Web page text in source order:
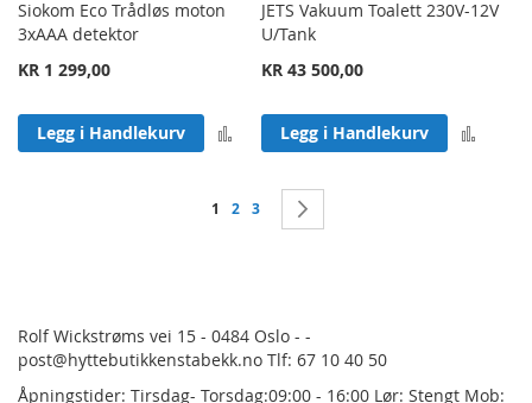
Siokom Eco Trådløs moton
3xAAA detektor
KR 1 299,00
Legg i Handlekurv Legg til sammenligning
JETS Vakuum Toalett 230V-12V
U/Tank
KR 43 500,00
Legg i Handlekurv
Side
You're currently reading page
1 Side
2 Side
3
Rolf Wickstrøms vei 15 - 0484 Oslo - -
post@hyttebutikkenstabekk.no Tlf: 67 10 40 50
Åpningstider: Tirsdag- Torsdag:09:00 - 16:00 Lør: Stengt Mob: